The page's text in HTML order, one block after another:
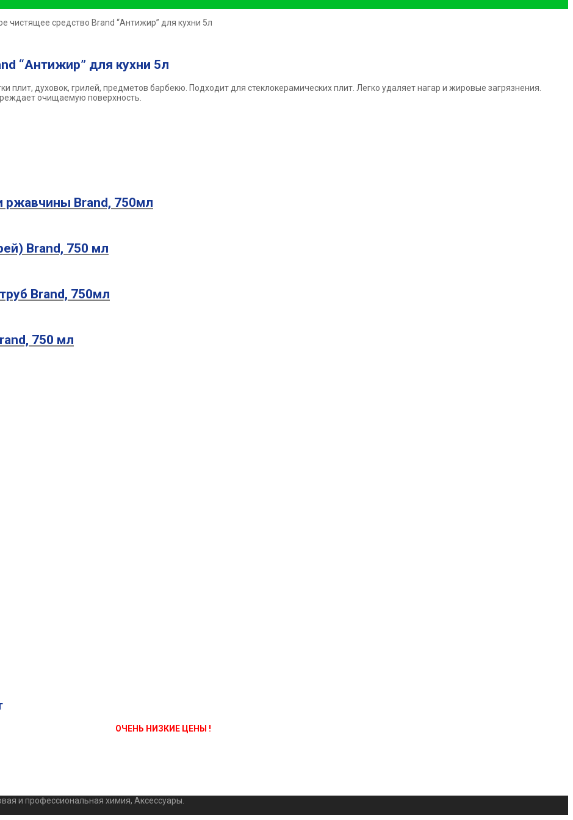
чистящее средство Brand “Антижир” для кухни 5л
“Антижир” для кухни 5л
плит, духовок, грилей, предметов барбекю. Подходит для стеклокерамических плит. Легко удаляет нагар и жировые загрязнения.
очищаемую поверхность.
ржавчины Brand, 750мл
Brand, 750 мл
Brand, 750мл
750 мл
ОЧЕНЬ НИЗКИЕ ЦЕНЫ !
и профессиональная химия, Аксессуары.